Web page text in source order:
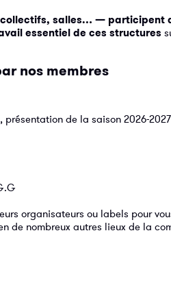
salles… — participent
essentiel de ces structures
nos membres
présentation de la saison 2026-
organisateurs ou labels pour
de nombreux autres lieux de la